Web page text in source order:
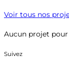
Voir tous nos
Aucun projet pour
Suivez